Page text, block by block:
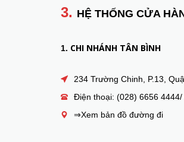
3. HỆ THỐNG CỬA
1. CHI NHÁNH TÂN BÌNH
234 Trường Chinh, P.13,
Điện thoại: (028) 6656
⇒Xem bản đồ đường đi